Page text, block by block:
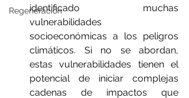
Regeneración
identificado muchas
vulnerabilidades
socioeconómicas a los peligros
climáticos. Si no se abordan,
estas vulnerabilidades tienen el
potencial de iniciar complejas
cadenas de impactos que